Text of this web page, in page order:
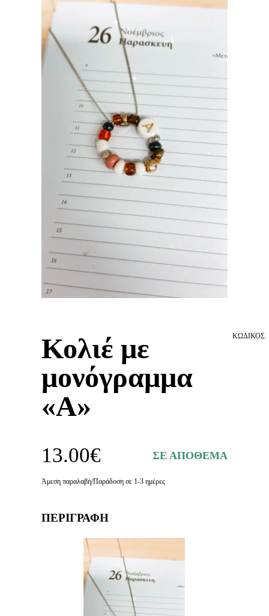
Κολιέ με
μονόγραμμα
«Α»
ΚΩΔΙΚΟΣ
13.00€ ΣΕ ΑΠΟΘΕΜΑ
Άμεση παραλαβή/Παράδοση σε 1-3 ημέρες
ΠΕΡΙΓΡΑΦΗ